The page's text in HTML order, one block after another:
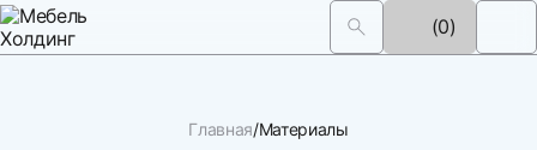
(0)
Главная Материалы